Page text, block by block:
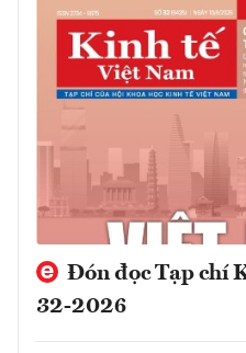
Đón đọc Tạp chí
32-2026